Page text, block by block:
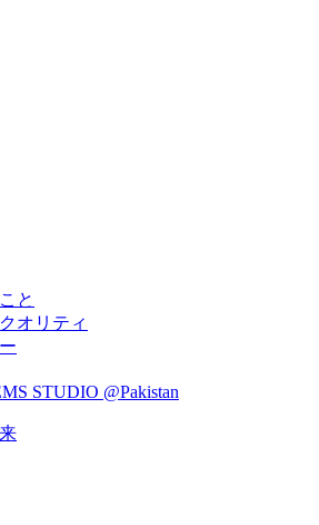
と
オリティ
STUDIO @Pakistan